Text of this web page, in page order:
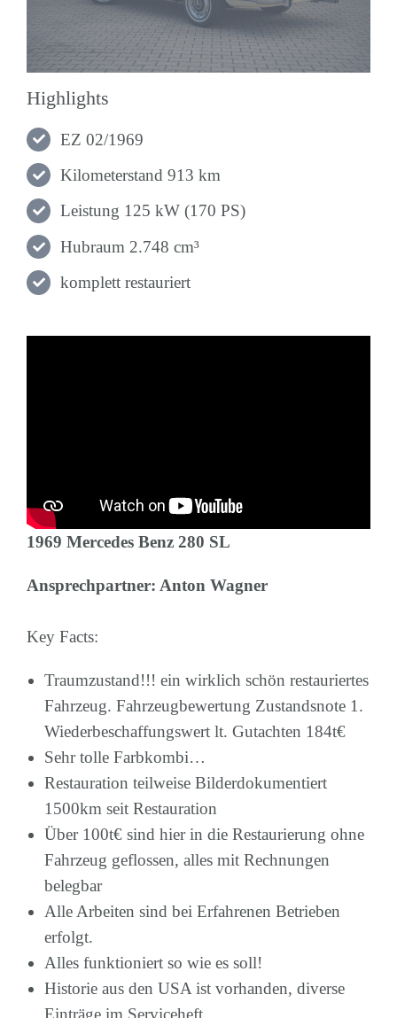
Highlights
EZ 02/1969
Kilometerstand 913 km
Leistung 125 kW (170 PS)
Hubraum 2.748 cm³
komplett restauriert
1969 Mercedes Benz 280 SL
Ansprechpartner: Anton Wagner
Key Facts:
Traumzustand!!! ein wirklich schön restauriertes
Fahrzeug. Fahrzeugbewertung Zustandsnote 1.
Wiederbeschaffungswert lt. Gutachten 184t€
Sehr tolle Farbkombi…
Restauration teilweise Bilderdokumentiert
1500km seit Restauration
Über 100t€ sind hier in die Restaurierung ohne
Fahrzeug geflossen, alles mit Rechnungen
belegbar
Alle Arbeiten sind bei Erfahrenen Betrieben
erfolgt.
Alles funktioniert so wie es soll!
Historie aus den USA ist vorhanden, diverse